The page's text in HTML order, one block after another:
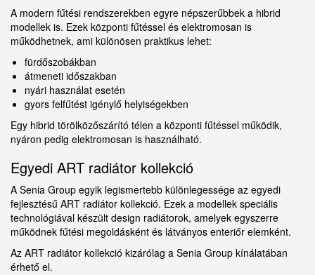
A modern fűtési rendszerekben egyre népszerűbbek a hibrid
modellek is. Ezek központi fűtéssel és elektromosan is
működhetnek, ami különösen praktikus lehet:
fürdőszobákban
átmeneti időszakban
nyári használat esetén
gyors felfűtést igénylő helyiségekben
Egy hibrid törölközőszárító télen a központi fűtéssel működik,
nyáron pedig elektromosan is használható.
Egyedi ART radiátor kollekció
A Senia Group egyik legismertebb különlegessége az egyedi
fejlesztésű ART radiátor kollekció. Ezek a modellek speciális
technológiával készült design radiátorok, amelyek egyszerre
működnek fűtési megoldásként és látványos enteriőr elemként.
Az ART radiátor kollekció kizárólag a Senia Group kínálatában
érhető el.